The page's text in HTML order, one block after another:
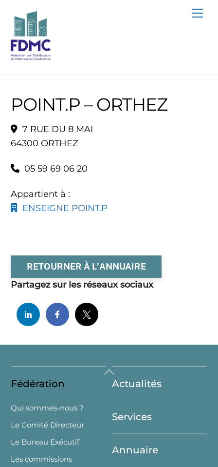
content
POINT.P – ORTHEZ
7 RUE DU 8 MAI
64300 ORTHEZ
05 59 69 06 20
Appartient à :
ENSEIGNE POINT.P
RETOURNER À L'ANNUAIRE
Partagez sur les réseaux sociaux
Back
To
Top
Fédération
Qui sommes-nous ?
Le Comité Directeur
Le Bureau Exécutif
Les commissions
Actualités
Services
Annuaire